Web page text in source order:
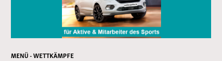
MENÜ - WETTKÄMPFE